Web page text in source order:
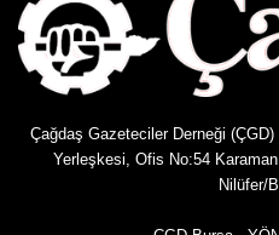
Çağdaş Gazeteciler Derneği
Yerleşkesi, Ofis No:54
Nilüfer/